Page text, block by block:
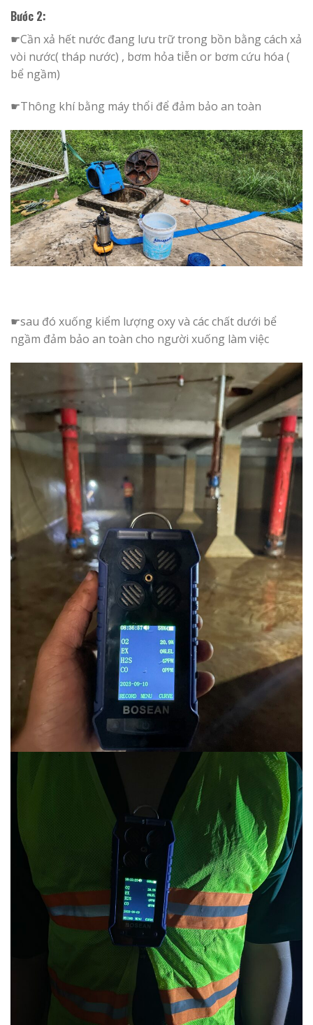
Bước 2:
☛Cần xả hết nước đang lưu trữ trong bồn bằng cách xả
vòi nước( tháp nước) , bơm hỏa tiễn or bơm cứu hóa (
bể ngầm)
☛Thông khí bằng máy thổi để đảm bảo an toàn
☛sau đó xuống kiểm lượng oxy và các chất dưới bể
ngầm đảm bảo an toàn cho người xuống làm việc